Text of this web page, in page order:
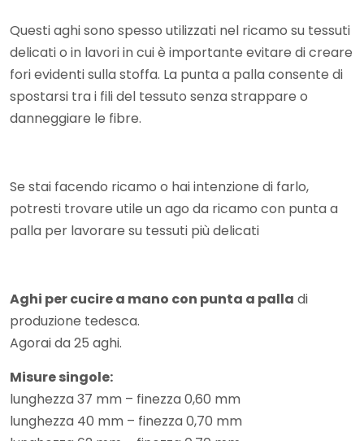
Questi aghi sono spesso utilizzati nel ricamo su tessuti
delicati o in lavori in cui è importante evitare di creare
fori evidenti sulla stoffa. La punta a palla consente di
spostarsi tra i fili del tessuto senza strappare o
danneggiare le fibre.
Se stai facendo ricamo o hai intenzione di farlo,
potresti trovare utile un ago da ricamo con punta a
palla per lavorare su tessuti più delicati
Aghi per cucire a mano con punta a palla di
produzione tedesca.
Agorai da 25 aghi.
Misure singole:
lunghezza 37 mm – finezza 0,60 mm
lunghezza 40 mm – finezza 0,70 mm